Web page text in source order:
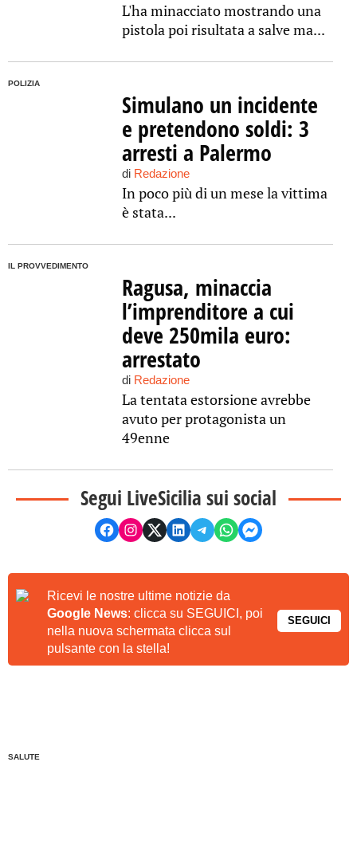
L'ha minacciato mostrando una
pistola poi risultata a salve ma...
POLIZIA
Simulano un incidente
e pretendono soldi: 3
arresti a Palermo
di Redazione
In poco più di un mese la vittima
è stata...
IL PROVVEDIMENTO
Ragusa, minaccia
l’imprenditore a cui
deve 250mila euro:
arrestato
di Redazione
La tentata estorsione avrebbe
avuto per protagonista un
49enne
Segui LiveSicilia sui social
Ricevi le nostre ultime notizie da
Google News: clicca su SEGUICI, poi
nella nuova schermata clicca sul
pulsante con la stella!
SEGUICI
SALUTE